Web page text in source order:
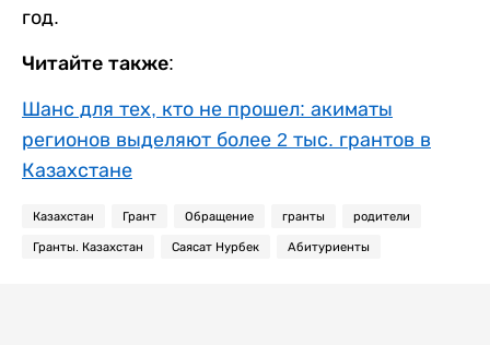
год.
Читайте также:
Шанс для тех, кто не прошел: акиматы
регионов выделяют более 2 тыс. грантов в
Казахстане
Казахстан Грант Обращение гранты родители
Гранты. Казахстан Саясат Нурбек Абитуриенты